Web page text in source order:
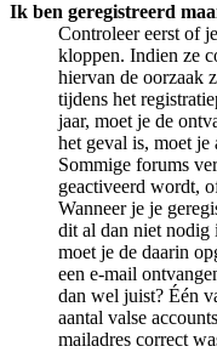
Ik ben geregistreerd
Controleer eerst of
kloppen. Indien ze
hiervan de oorzaak
tijdens het
jaar, moet je de
het geval is, moet je
Sommige forums
geactiveerd wordt,
Wanneer je je
dit al dan niet nodig
moet je de daarin
een e-mail
dan wel juist? Één
aantal valse
mailadres correct